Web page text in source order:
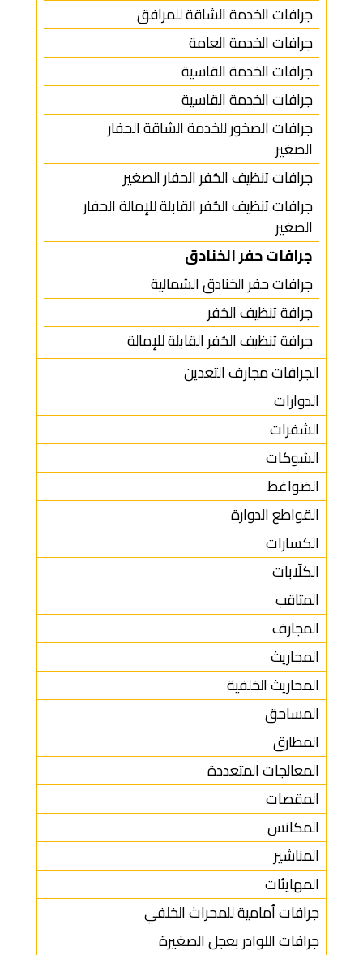
جرافات الخدمة الشاقة للمرافق
جرافات الخدمة العامة
جرافات الخدمة القاسية
جرافات الخدمة القاسية
جرافات الصخور للخدمة الشاقة الحفار
الصغير
جرافات تنظيف الحُفر الحفار الصغير
جرافات تنظيف الحُفر القابلة للإمالة الحفار
الصغير
جرافات حفر الخنادق
جرافات حفر الخنادق الشمالية
جرافة تنظيف الحُفر
جرافة تنظيف الحُفر القابلة للإمالة
الجرافات مجارف التعدين
الدوارات
الشفرات
الشوكات
الضواغط
القواطع الدوارة
الكسارات
الكلّابات
المثاقب
المجارف
المحاريث
المحاريث الخلفية
المساحق
المطارق
المعالجات المتعددة
المقصات
المكانس
المناشير
المهايئات
جرافات أمامية للمحراث الخلفي
جرافات اللوادر بعجل الصغيرة